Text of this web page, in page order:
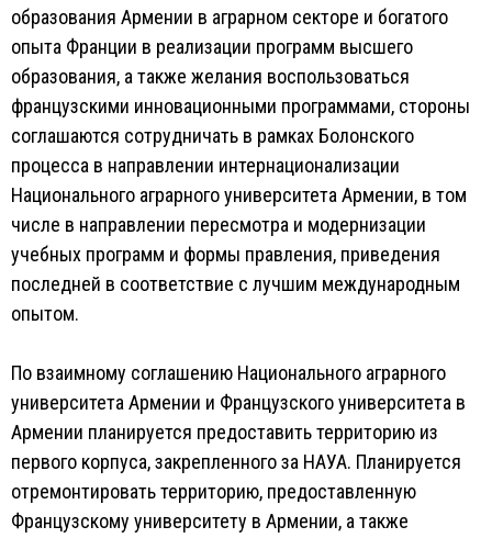
образования Армении в аграрном секторе и богатого
опыта Франции в реализации программ высшего
образования, а также желания воспользоваться
французскими инновационными программами, стороны
соглашаются сотрудничать в рамках Болонского
процесса в направлении интернационализации
Национального аграрного университета Армении, в том
числе в направлении пересмотра и модернизации
учебных программ и формы правления, приведения
последней в соответствие с лучшим международным
опытом.
По взаимному соглашению Национального аграрного
университета Армении и Французского университета в
Армении планируется предоставить территорию из
первого корпуса, закрепленного за НАУА. Планируется
отремонтировать территорию, предоставленную
Французскому университету в Армении, а также